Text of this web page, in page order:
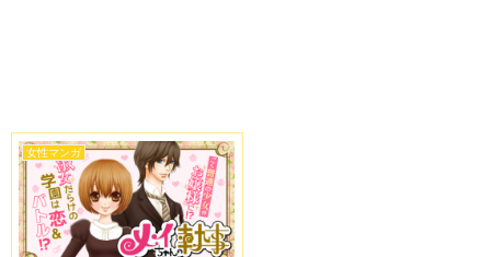
女性マンガ